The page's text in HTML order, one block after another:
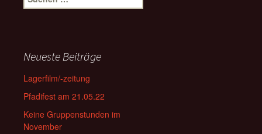
nach:
Neueste Beiträge
Lagerfilm/-zeitung
Pfadifest am 21.05.22
Keine Gruppenstunden im
November